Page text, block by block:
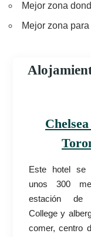
Mejor zona
Mejor zona
Este hotel se
unos 300
estación
College y
comer, centro